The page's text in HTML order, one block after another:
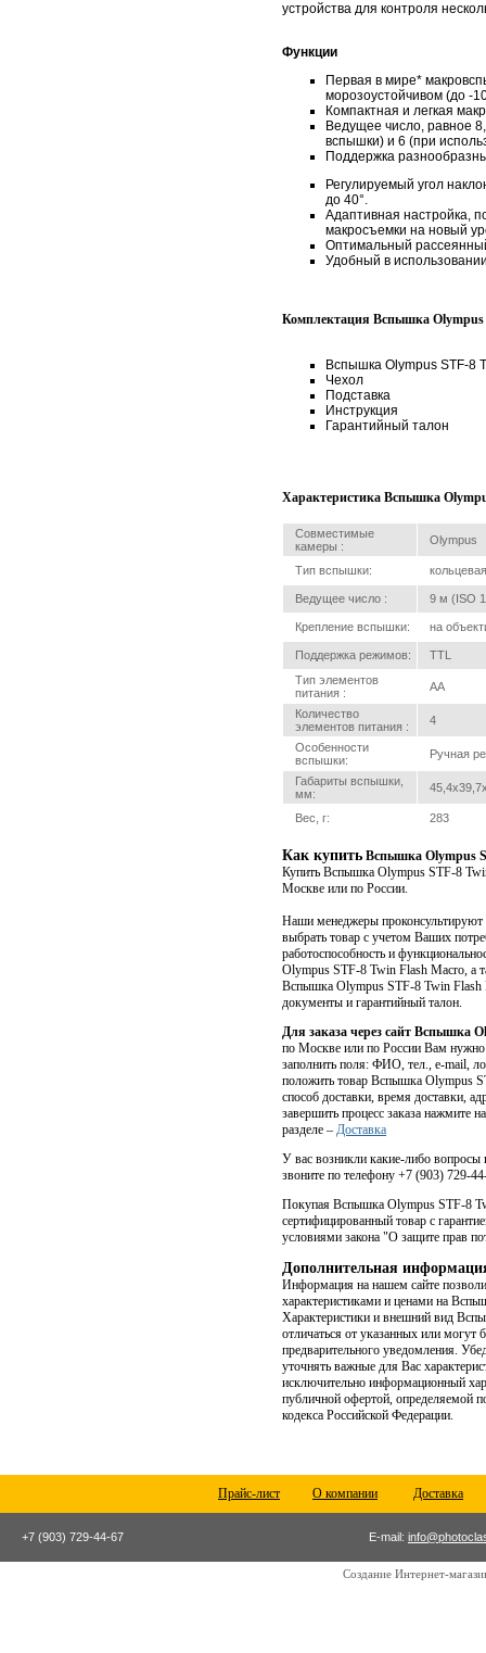
устройства для контроля
Функции
Первая в мире*
морозоустойчивом (до -
Компактная и легкая
Ведущее число, равное
вспышки) и 6 (при
Поддержка
Регулируемый угол
до 40°.
Адаптивная настройка,
макросъемки на новый
Оптимальный
Удобный в
Комплектация Вспышка Olympus
Вспышка Olympus STF-8
Чехол
Подставка
Инструкция
Гарантийный талон
Характеристика Вспышка
Совместимые
камеры :
Olympus
Тип вспышки: кольцевая
Ведущее число : 9 м (ISO
Крепление вспышки: на
Поддержка режимов:
TTL
Тип элементов
питания :
AA
Количество
элементов питания :
4
Особенности
вспышки:
Ручная
Габариты вспышки,
мм:
Вес, г: 283
Как купить Вспышка Olympus
Купить Вспышка Olympus STF-8
Москве или по России.
Наши менеджеры проконсультируют
выбрать товар с учетом Ваших
работоспособность и
Olympus STF-8 Twin Flash Macro, а
Вспышка Olympus STF-8 Twin
документы и гарантийный талон.
Для заказа через сайт Вспышка
по Москве или по России Вам нужно
заполнить поля: ФИО, тел., e-mail,
положить товар Вспышка Olympus
способ доставки, время доставки,
завершить процесс заказа нажмите
разделе – Доставка
У вас возникли какие-либо
звоните по телефону +7 (903) 729-
Покупая Вспышка Olympus STF-8
сертифицированный товар с
условиями закона "О защите прав
Дополнительная
Информация на нашем сайте
характеристиками и ценами на
Xарактеристики и внешний вид
отличаться от указанных или могут
предварительного уведомления.
уточнять важные для Вас
исключительно информационный
публичной офертой, определяемой
кодекса Российской Федерации.
Прайс-лист О компании Доставка
+7 (903) 729-44-67 E-mail:
Создание Интернет-